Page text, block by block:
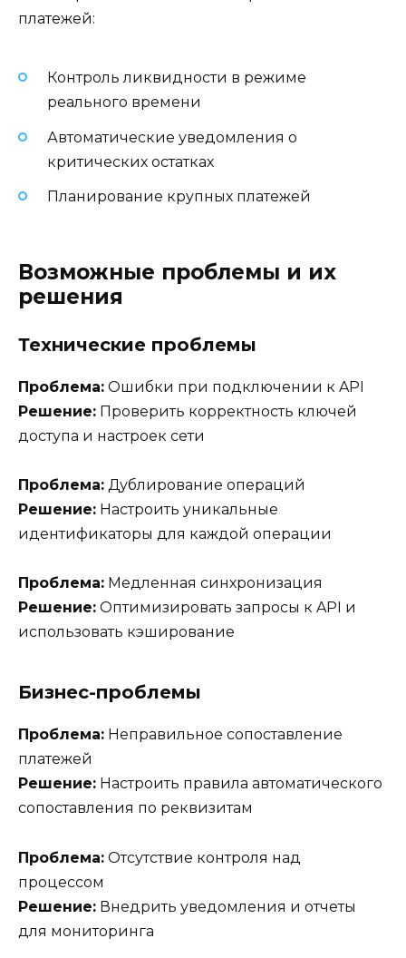
платежей:
Контроль ликвидности в режиме
реального времени
Автоматические уведомления о
критических остатках
Планирование крупных платежей
Возможные проблемы и их
решения
Технические проблемы
Проблема: Ошибки при подключении к API
Решение: Проверить корректность ключей
доступа и настроек сети
Проблема: Дублирование операций
Решение: Настроить уникальные
идентификаторы для каждой операции
Проблема: Медленная синхронизация
Решение: Оптимизировать запросы к API и
использовать кэширование
Бизнес-проблемы
Проблема: Неправильное сопоставление
платежей
Решение: Настроить правила автоматического
сопоставления по реквизитам
Проблема: Отсутствие контроля над
процессом
Решение: Внедрить уведомления и отчеты
для мониторинга